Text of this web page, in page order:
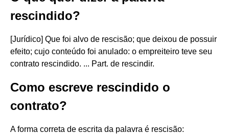
rescindido?
[Jurídico] Que foi alvo de rescisão; que deixou de possuir
efeito; cujo conteúdo foi anulado: o empreiteiro teve seu
contrato rescindido. ... Part. de rescindir.
Como escreve rescindido o
contrato?
A forma correta de escrita da palavra é rescisão: